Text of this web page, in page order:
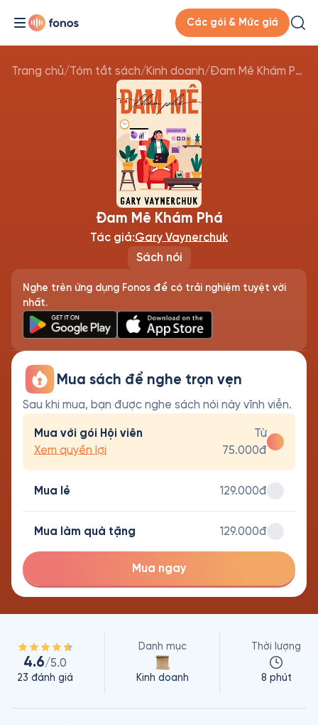
Các gói & Mức giá
Trang chủ/Tóm tắt sách/Kinh doanh/ Đam Mê Khám Phá
Sách nói
Đam Mê Khám Phá
Tác giả:Gary Vaynerchuk
Nghe trên ứng dụng Fonos để có trải nghiệm tuyệt vời
nhất.
Mua sách để nghe trọn vẹn
Sau khi mua, bạn được nghe sách nói này vĩnh viễn.
Mua với gói Hội viên
Xem quyền lợi
Từ
75.000đ
Mua lẻ 129.000đ
Mua làm quà tặng 129.000đ
Mua ngay
4.6/5.0
23 đánh giá
Danh mục
Kinh doanh
Thời lượng
8 phút